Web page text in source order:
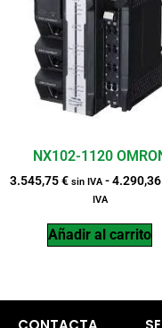
NX102-1120
3.545,75€ sin IVA -4.290,36
IVA
Añadir al carrito